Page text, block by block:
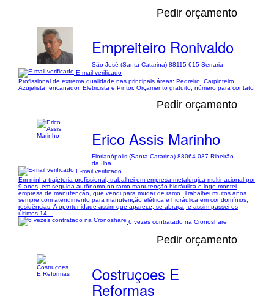
Pedir orçamento
Empreiteiro Ronivaldo
São José (Santa Catarina) 88115-615 Serraria
E-mail verificado
Profissional de extrema qualidade nas principais áreas: Pedreiro, Carpinteiro,
Azujelista, encanador, Eletricista e Pintor. Orçamento gratuito, número para contato
Pedir orçamento
Erico Assis Marinho
Florianópolis (Santa Catarina) 88064-037 Ribeirão
da Ilha
E-mail verificado
Em minha trajetória profissional, trabalhei em empresa metalúrgica multinacional por
9 anos, em seguida autônomo no ramo manutenção hidráulica e logo montei
empresa de manutenção, que vendi para mudar de ramo. Trabalhei muitos anos
sempre com atendimento para manutenção elétrica e hidráulica em condomínios,
residências. A oportunidade assim que aparece, se abraça, e assim passei os
últimos 14...
6 vezes contratado na Cronoshare
Pedir orçamento
Costruçoes E
Reformas